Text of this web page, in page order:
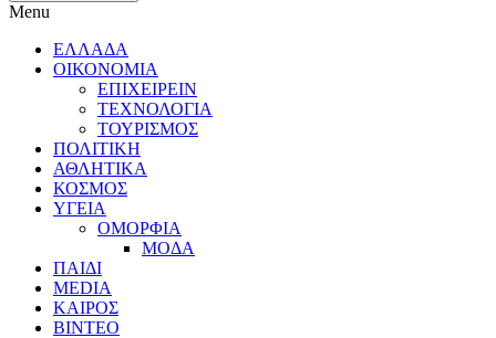
Menu
ΕΛΛΑΔΑ
ΟΙΚΟΝΟΜΙΑ
ΕΠΙΧΕΙΡΕΙΝ
ΤΕΧΝΟΛΟΓΙΑ
ΤΟΥΡΙΣΜΟΣ
ΠΟΛΙΤΙΚΗ
ΑΘΛΗΤΙΚΑ
ΚΟΣΜΟΣ
ΥΓΕΙΑ
ΟΜΟΡΦΙΑ
ΜΟΔΑ
ΠΑΙΔΙ
MEDIA
ΚΑΙΡΟΣ
ΒΙΝΤΕΟ